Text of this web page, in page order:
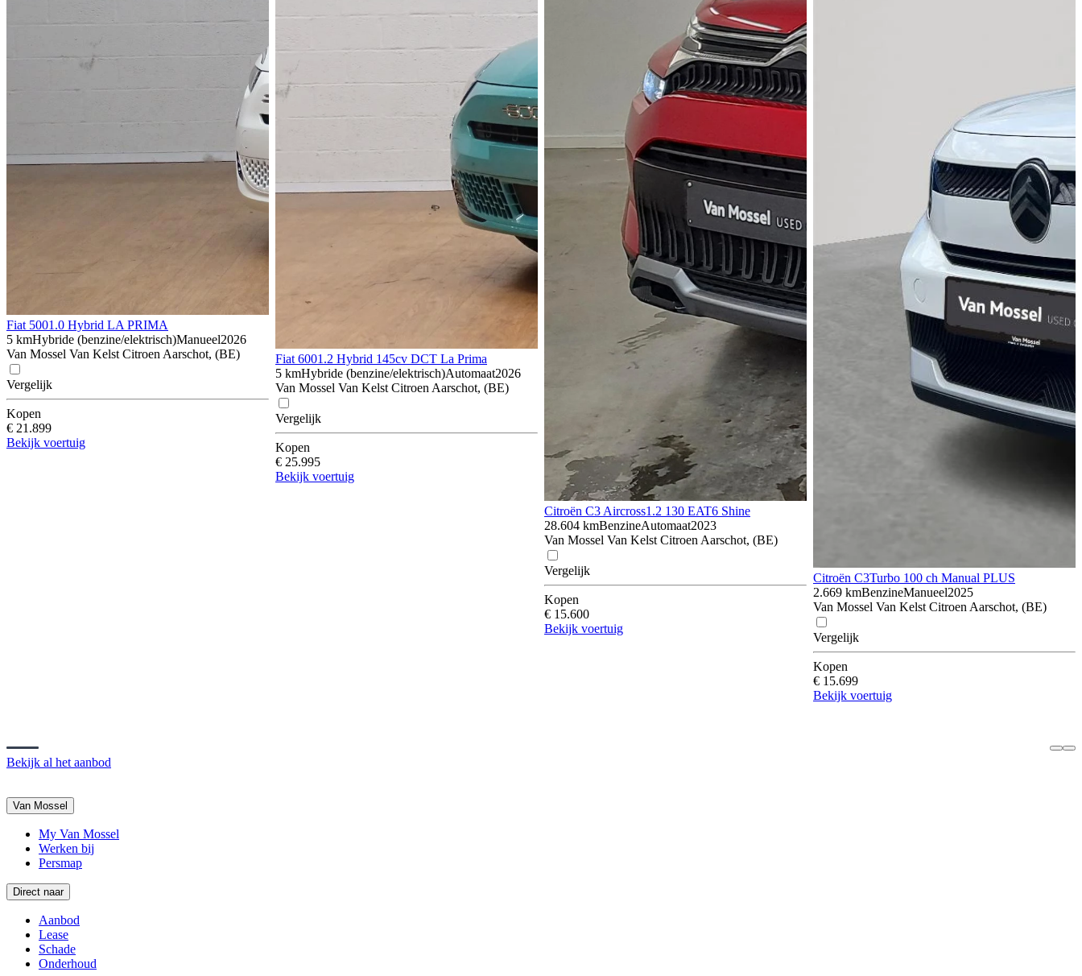
Fiat 5001.0 Hybrid LA PRIMA
5 kmHybride (benzine/elektrisch)Manueel2026
Van Mossel Van Kelst Citroen Aarschot, (BE)
Vergelijk
Kopen
€ 21.899
Bekijk voertuig
Fiat 6001.2 Hybrid 145cv DCT La Prima
5 kmHybride (benzine/elektrisch)Automaat2026
Van Mossel Van Kelst Citroen Aarschot, (BE)
Vergelijk
Kopen
€ 25.995
Bekijk voertuig
Citroën C3 Aircross1.2 130 EAT6 Shine
28.604 kmBenzineAutomaat2023
Van Mossel Van Kelst Citroen Aarschot, (BE)
Vergelijk
Kopen
€ 15.600
Bekijk voertuig
Citroën C3Turbo 100 ch Manual PLUS
2.669 kmBenzineManueel2025
Van Mossel Van Kelst Citroen Aarschot, (BE)
Vergelijk
Kopen
€ 15.699
Bekijk voertuig
Bekijk al het aanbod
Van Mossel
My Van Mossel
Werken bij
Persmap
Direct naar
Aanbod
Lease
Schade
Onderhoud